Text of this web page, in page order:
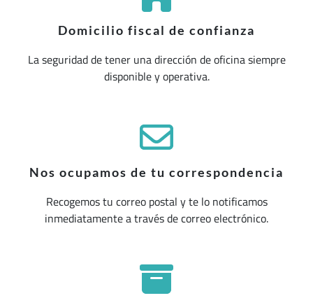
Domicilio fiscal de confianza
La seguridad de tener una dirección de oficina siempre
disponible y operativa.
Nos ocupamos de tu correspondencia
Recogemos tu correo postal y te lo notificamos
inmediatamente a través de correo electrónico.